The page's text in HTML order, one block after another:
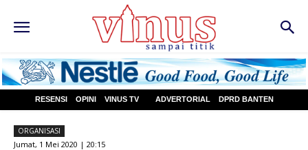
RESENSI OPINI VINUS TV ADVERTORIAL DPRD BANTEN
ORGANISASI
Jumat, 1 Mei 2020 | 20:15